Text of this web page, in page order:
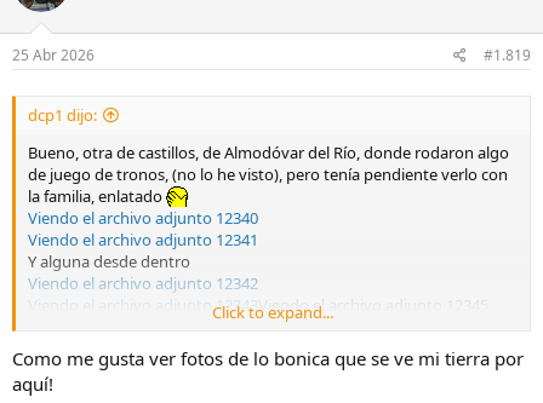
n
s
25 Abr 2026 #1.819
dcp1 dijo:
Bueno, otra de castillos, de Almodóvar del Río, donde rodaron algo
de juego de tronos, (no lo he visto), pero tenía pendiente verlo con
la familia, enlatado
Viendo el archivo adjunto 12340
Viendo el archivo adjunto 12341
Y alguna desde dentro
Viendo el archivo adjunto 12342
Viendo el archivo adjunto 12343Viendo el archivo adjunto 12345
Viendo el archivo adjunto 12344
Click to expand...
Como me gusta ver fotos de lo bonica que se ve mi tierra por
aquí!